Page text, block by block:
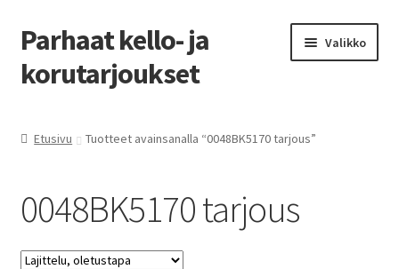
Siirry
navigointiin
Siirry
sisältöön
Parhaat kello- ja
korutarjoukset
Valikko
Etusivu Tuotteet avainsanalla “0048BK5170 tarjous”
0048BK5170 tarjous